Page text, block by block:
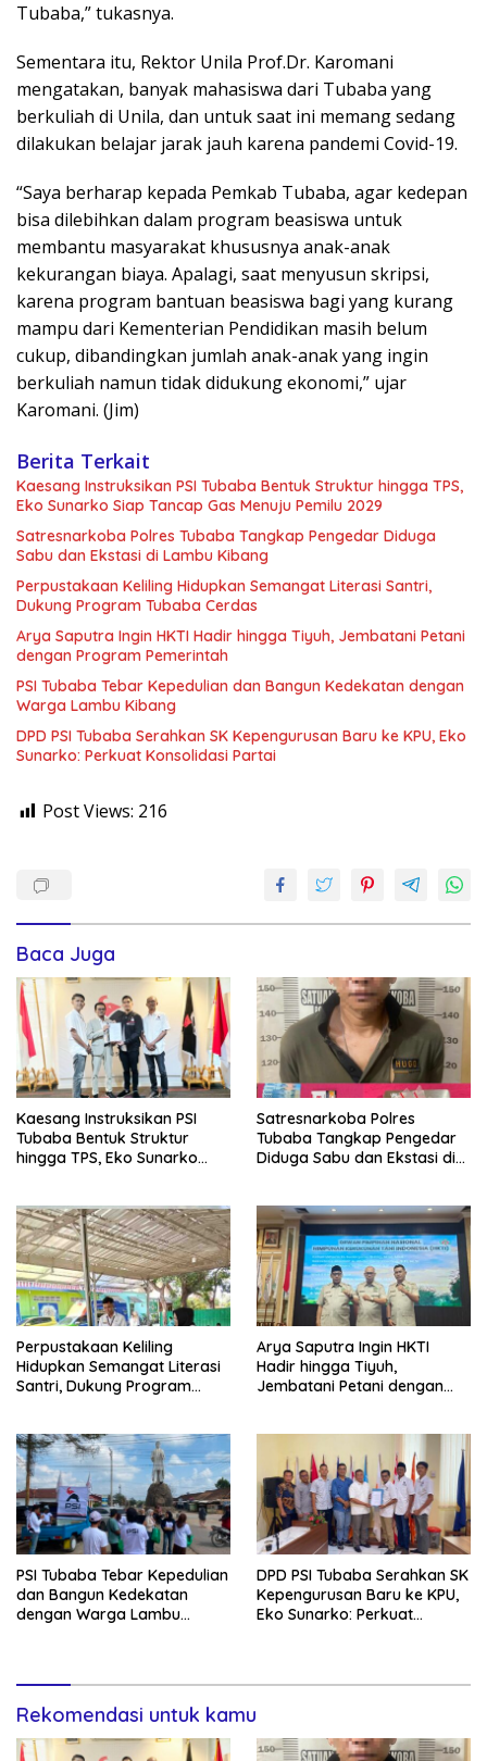
Tubaba,” tukasnya.
Sementara itu, Rektor Unila Prof.Dr. Karomani
mengatakan, banyak mahasiswa dari Tubaba yang
berkuliah di Unila, dan untuk saat ini memang sedang
dilakukan belajar jarak jauh karena pandemi Covid-19.
“Saya berharap kepada Pemkab Tubaba, agar kedepan
bisa dilebihkan dalam program beasiswa untuk
membantu masyarakat khususnya anak-anak
kekurangan biaya. Apalagi, saat menyusun skripsi,
karena program bantuan beasiswa bagi yang kurang
mampu dari Kementerian Pendidikan masih belum
cukup, dibandingkan jumlah anak-anak yang ingin
berkuliah namun tidak didukung ekonomi,” ujar
Karomani. (Jim)
Berita Terkait
Kaesang Instruksikan PSI Tubaba Bentuk Struktur hingga TPS,
Eko Sunarko Siap Tancap Gas Menuju Pemilu 2029
Satresnarkoba Polres Tubaba Tangkap Pengedar Diduga
Sabu dan Ekstasi di Lambu Kibang
Perpustakaan Keliling Hidupkan Semangat Literasi Santri,
Dukung Program Tubaba Cerdas
Arya Saputra Ingin HKTI Hadir hingga Tiyuh, Jembatani Petani
dengan Program Pemerintah
PSI Tubaba Tebar Kepedulian dan Bangun Kedekatan dengan
Warga Lambu Kibang
DPD PSI Tubaba Serahkan SK Kepengurusan Baru ke KPU, Eko
Sunarko: Perkuat Konsolidasi Partai
Post Views: 216
Baca Juga
Kaesang Instruksikan PSI
Tubaba Bentuk Struktur
hingga TPS, Eko Sunarko
Satresnarkoba Polres
Tubaba Tangkap Pengedar
Diduga Sabu dan Ekstasi di
Perpustakaan Keliling
Hidupkan Semangat Literasi
Santri, Dukung Program
Arya Saputra Ingin HKTI
Hadir hingga Tiyuh,
Jembatani Petani dengan
PSI Tubaba Tebar Kepedulian
dan Bangun Kedekatan
dengan Warga Lambu
DPD PSI Tubaba Serahkan SK
Kepengurusan Baru ke KPU,
Eko Sunarko: Perkuat
Rekomendasi untuk kamu